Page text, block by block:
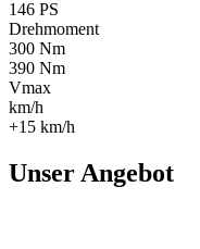
146 PS
Drehmoment
300 Nm
390 Nm
Vmax
km/h
+15 km/h
Unser Angebot